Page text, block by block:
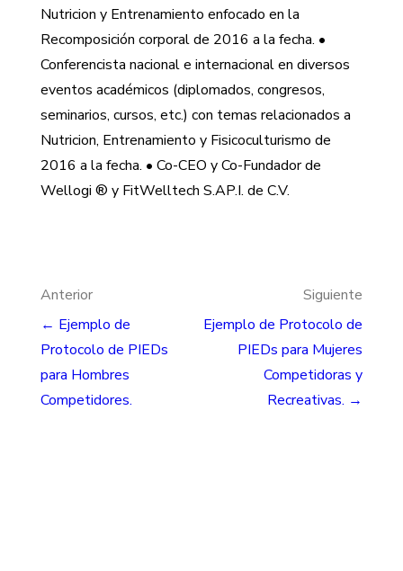
Nutricion y Entrenamiento enfocado en la
Recomposición corporal de 2016 a la fecha. •
Conferencista nacional e internacional en diversos
eventos académicos (diplomados, congresos,
seminarios, cursos, etc.) con temas relacionados a
Nutricion, Entrenamiento y Fisicoculturismo de
2016 a la fecha. • Co-CEO y Co-Fundador de
Wellogi ® y FitWelltech S.AP.I. de C.V.
Navegación
de
entradas
Anterior
← Ejemplo de
Protocolo de PIEDs
para Hombres
Competidores.
Siguiente
Ejemplo de Protocolo de
PIEDs para Mujeres
Competidoras y
Recreativas. →